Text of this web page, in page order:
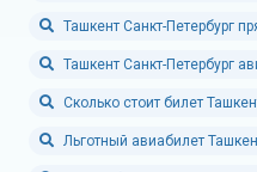
Ташкент Санкт-Петербург
Ташкент Санкт-Петербург
Сколько стоит билет
Льготный авиабилет